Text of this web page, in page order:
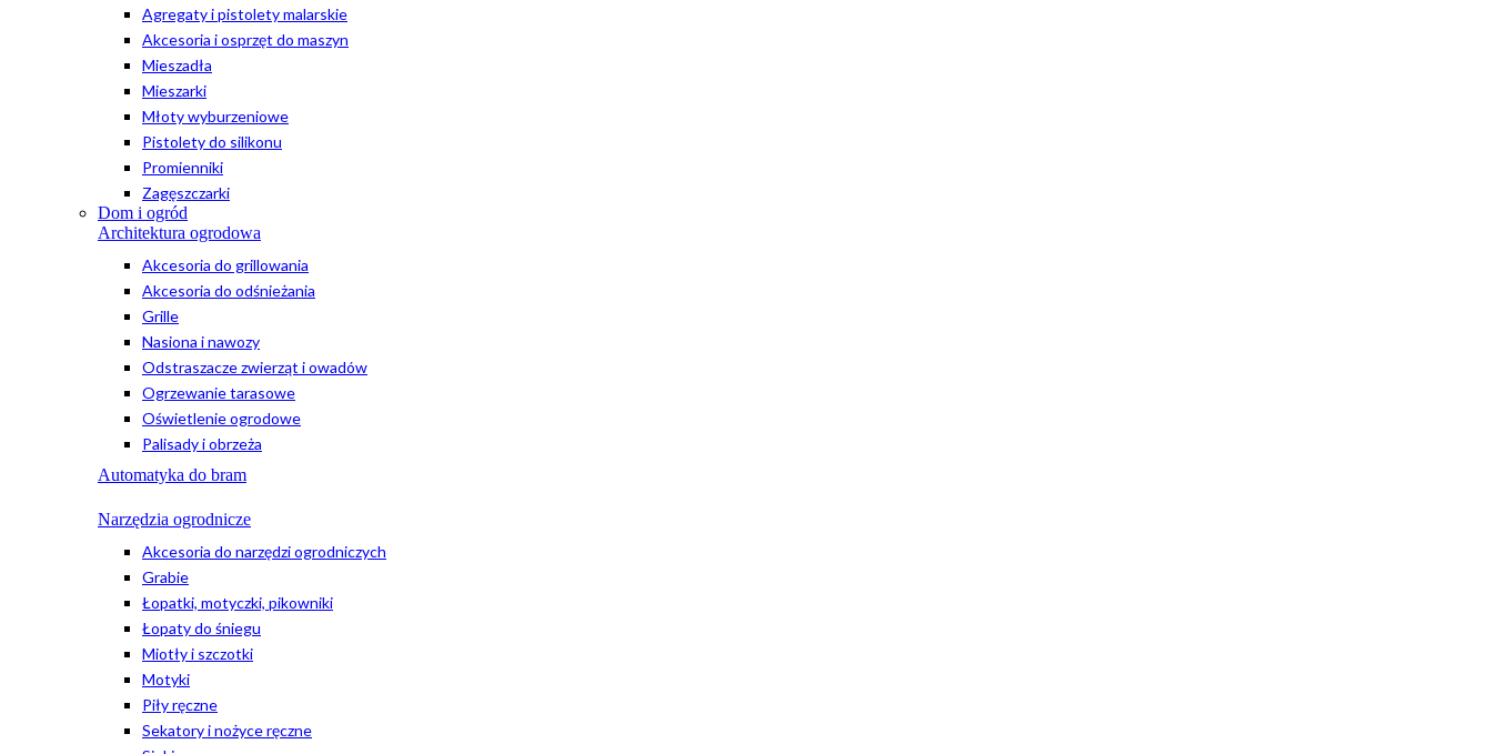
Agregaty i pistolety malarskie
Akcesoria i osprzęt do maszyn
Mieszadła
Mieszarki
Młoty wyburzeniowe
Pistolety do silikonu
Promienniki
Zagęszczarki
Dom i ogród
Architektura ogrodowa
Akcesoria do grillowania
Akcesoria do odśnieżania
Grille
Nasiona i nawozy
Odstraszacze zwierząt i owadów
Ogrzewanie tarasowe
Oświetlenie ogrodowe
Palisady i obrzeża
Automatyka do bram
Narzędzia ogrodnicze
Akcesoria do narzędzi ogrodniczych
Grabie
Łopatki, motyczki, pikowniki
Łopaty do śniegu
Miotły i szczotki
Motyki
Piły ręczne
Sekatory i nożyce ręczne